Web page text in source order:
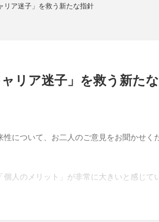
リア迷子」を救う新たな指針
リア迷子」を救う新たな
性について、お二人のご意見をお聞かせく
個人のメリット」が非常に大きいと感じて